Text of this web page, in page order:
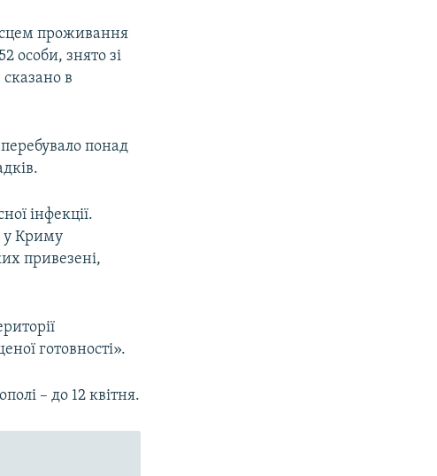
проживання
особи, знято зі
в
перебувало понад
інфекції.
у Криму
привезені,
готовності».
– до 12 квітня.